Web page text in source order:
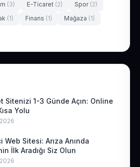
(3) E-Ticaret (2) Spor (2)
(1) Finans (1) Mağaza (1)
Sitenizi 1-3 Günde Açın: Online
Yolu
Web Sitesi: Arıza Anında
İlk Aradığı Siz Olun